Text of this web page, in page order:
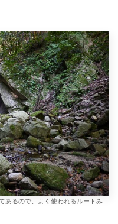
あるので、よく使われるルートみ